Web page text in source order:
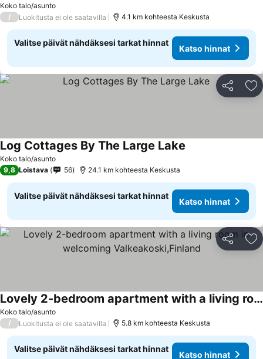
Koko talo/asunto
/ Luokitusta ei ole saatavilla 4.1 km kohteesta Keskusta
Valitse päivät nähdäksesi tarkat hinnat
Katso hinnat
Jaa
Koko talo/asunto
Log Cottages By The Large Lake
9,8 Loistava 56 24.1 km kohteesta Keskusta
Valitse päivät nähdäksesi tarkat hinnat
Katso hinnat
Jaa
Koko talo/asunto
Lovely 2-bedroom apartment with a living room in welcoming Valkeakoski,Finland
/ Luokitusta ei ole saatavilla 5.8 km kohteesta Keskusta
Valitse päivät nähdäksesi tarkat hinnat
Katso hinnat